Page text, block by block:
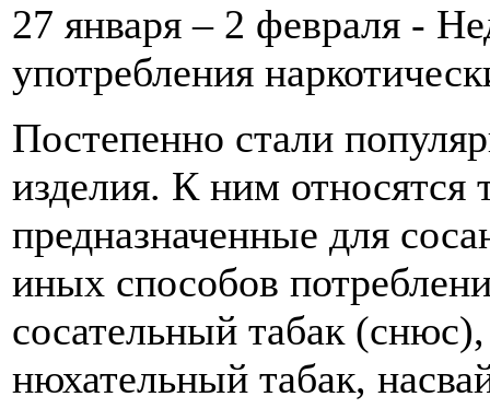
27 января – 2 февраля -
употребления
Постепенно стали
изделия. К ним относятся
предназначенные для
иных способов
сосательный табак
нюхательный табак,